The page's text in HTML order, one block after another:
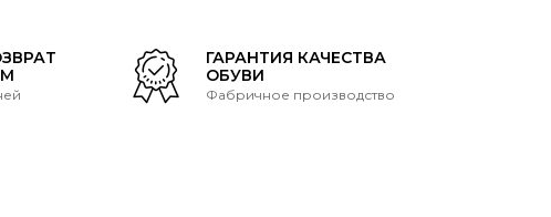
ГАРАНТИЯ КАЧЕСТВА
ОБУВИ
Фабричное производство